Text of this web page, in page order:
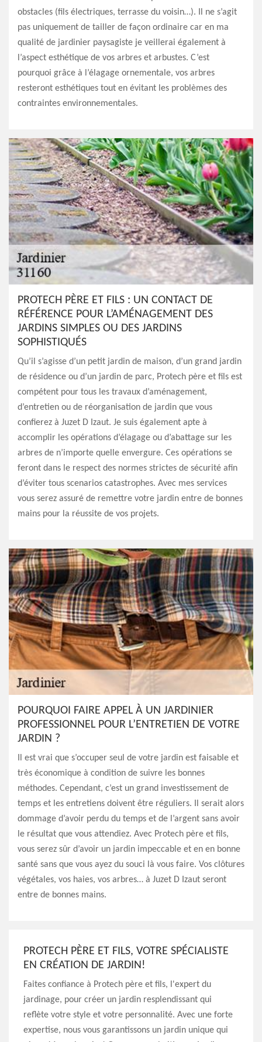
obstacles (fils électriques, terrasse du voisin…). Il ne s’agit
pas uniquement de tailler de façon ordinaire car en ma
qualité de jardinier paysagiste je veillerai également à
l’aspect esthétique de vos arbres et arbustes. C’est
pourquoi grâce à l’élagage ornementale, vos arbres
resteront esthétiques tout en évitant les problèmes des
contraintes environnementales.
PROTECH PÈRE ET FILS : UN CONTACT DE
RÉFÉRENCE POUR L’AMÉNAGEMENT DES
JARDINS SIMPLES OU DES JARDINS
SOPHISTIQUÉS
Qu’il s’agisse d’un petit jardin de maison, d’un grand jardin
de résidence ou d’un jardin de parc, Protech père et fils est
compétent pour tous les travaux d’aménagement,
d’entretien ou de réorganisation de jardin que vous
confierez à Juzet D Izaut. Je suis également apte à
accomplir les opérations d’élagage ou d’abattage sur les
arbres de n’importe quelle envergure. Ces opérations se
feront dans le respect des normes strictes de sécurité afin
d’éviter tous scenarios catastrophes. Avec mes services
vous serez assuré de remettre votre jardin entre de bonnes
mains pour la réussite de vos projets.
POURQUOI FAIRE APPEL À UN JARDINIER
PROFESSIONNEL POUR L’ENTRETIEN DE VOTRE
JARDIN ?
Il est vrai que s’occuper seul de votre jardin est faisable et
très économique à condition de suivre les bonnes
méthodes. Cependant, c’est un grand investissement de
temps et les entretiens doivent être réguliers. Il serait alors
dommage d’avoir perdu du temps et de l’argent sans avoir
le résultat que vous attendiez. Avec Protech père et fils,
vous serez sûr d’avoir un jardin impeccable et en en bonne
santé sans que vous ayez du souci là vous faire. Vos clôtures
végétales, vos haies, vos arbres… à Juzet D Izaut seront
entre de bonnes mains.
PROTECH PÈRE ET FILS, VOTRE SPÉCIALISTE
EN CRÉATION DE JARDIN!
Faites confiance à Protech père et fils, l'expert du
jardinage, pour créer un jardin resplendissant qui
reflète votre style et votre personnalité. Avec une forte
expertise, nous vous garantissons un jardin unique qui